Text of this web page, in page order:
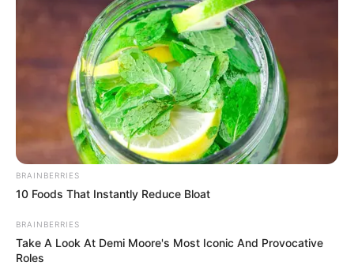
RECIBO DEL AGUA
LOCALIDAD DE USAQUÉN
CUNDINAMARCA
DESAPARECIDOS
CORTES DE LUZ
LOCALIDAD DE ENGATIVÁ
REGIOTRAM DE OCCIDENTE
LOCALIDAD DE SUBA
BRAINBERRIES
10 Foods That Instantly Reduce Bloat
BRAINBERRIES
Take A Look At Demi Moore's Most Iconic And Provocative
Roles